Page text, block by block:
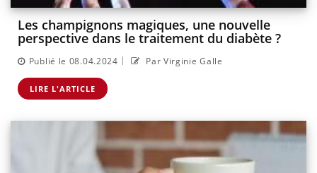
Les champignons magiques, une nouvelle
perspective dans le traitement du diabète ?
Publié le 08.04.2024 | Par Virginie Galle
LIRE L'ARTICLE